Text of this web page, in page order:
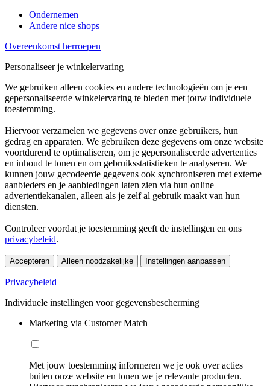
Ondernemen
Andere nice shops
Overeenkomst herroepen
Personaliseer je winkelervaring
We gebruiken alleen cookies en andere technologieën om je een
gepersonaliseerde winkelervaring te bieden met jouw individuele
toestemming.
Hiervoor verzamelen we gegevens over onze gebruikers, hun
gedrag en apparaten. We gebruiken deze gegevens om onze website
voortdurend te optimaliseren, om je gepersonaliseerde advertenties
en inhoud te tonen en om gebruiksstatistieken te analyseren. We
kunnen jouw gecodeerde gegevens ook synchroniseren met externe
aanbieders en je aanbiedingen laten zien via hun online
advertentiekanalen, alleen als je zelf al gebruik maakt van hun
diensten.
Controleer voordat je toestemming geeft de instellingen en ons
privacybeleid.
Accepteren Alleen noodzakelijke Instellingen aanpassen
Privacybeleid
Individuele instellingen voor gegevensbescherming
Marketing via Customer Match
Met jouw toestemming informeren we je ook over acties
buiten onze website en tonen we je relevante producten.